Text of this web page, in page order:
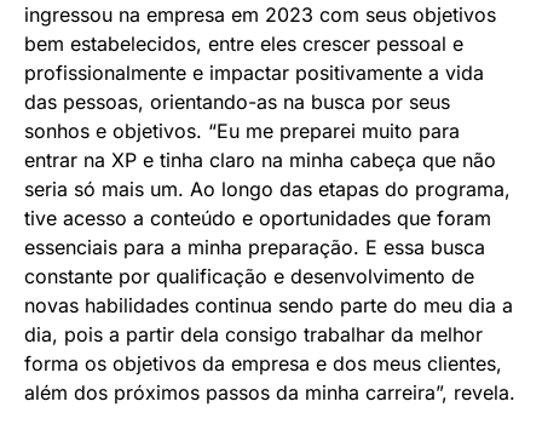
ingressou na empresa em 2023 com seus objetivos
bem estabelecidos, entre eles crescer pessoal e
profissionalmente e impactar positivamente a vida
das pessoas, orientando-as na busca por seus
sonhos e objetivos. “Eu me preparei muito para
entrar na XP e tinha claro na minha cabeça que não
seria só mais um. Ao longo das etapas do programa,
tive acesso a conteúdo e oportunidades que foram
essenciais para a minha preparação. E essa busca
constante por qualificação e desenvolvimento de
novas habilidades continua sendo parte do meu dia a
dia, pois a partir dela consigo trabalhar da melhor
forma os objetivos da empresa e dos meus clientes,
além dos próximos passos da minha carreira”, revela.